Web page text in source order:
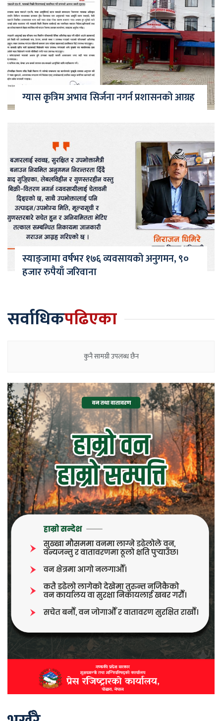
ग्यास कृत्रिम अभाव सिर्जना नगर्न प्रशासनको आग्रह
स्याङ्जामा वर्षभर १७६ व्यवसायको अनुगमन, ९०
हजार रुपैयाँ जरिवाना
सर्वाधिकपढिएका
कुनै सामग्री उपलब्ध छैन